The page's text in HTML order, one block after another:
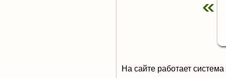
На сайте работает